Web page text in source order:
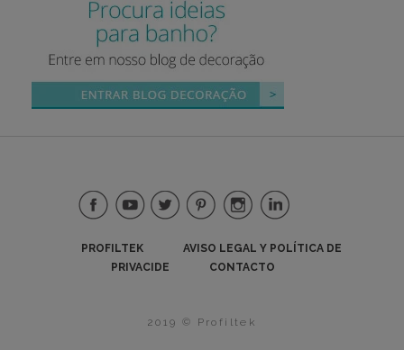
PROFILTEK
AVISO LEGAL Y POLÍTICA DE
PRIVACIDE
CONTACTO
2019 © Profiltek